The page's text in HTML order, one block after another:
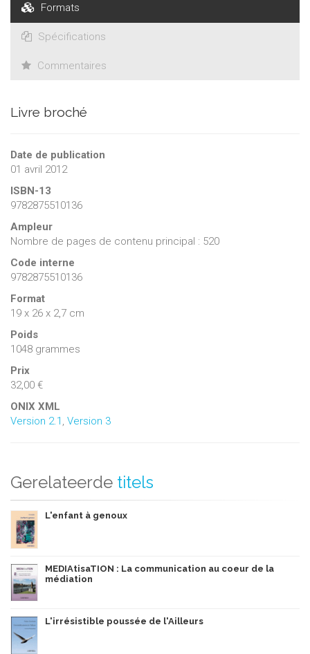
Formats
Spécifications
Commentaires
Livre broché
Date de publication
01 avril 2012
ISBN-13
9782875510136
Ampleur
Nombre de pages de contenu principal : 520
Code interne
9782875510136
Format
19 x 26 x 2,7 cm
Poids
1048 grammes
Prix
32,00 €
ONIX XML
Version 2.1 Version 3
Gerelateerde titels
L'enfant à genoux
MEDIAtisaTION : La communication au coeur de la
médiation
L'irrésistible poussée de l'Ailleurs